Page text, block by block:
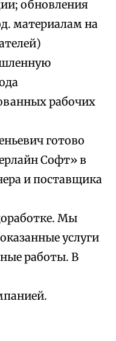
обновления
материалам на
рабочих
готово
Софт» в
и поставщика
Мы
услуги
работы. В